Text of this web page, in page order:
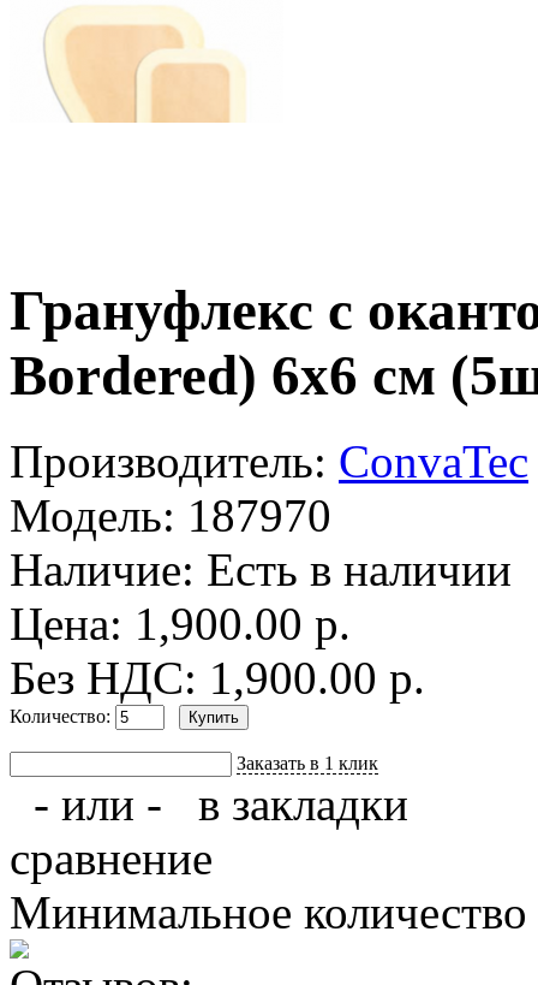
Грануфлекс с
Bordered) 6х6 см
Производитель: ConvaTec
Модель: 187970
Наличие: Есть в наличии
Цена: 1,900.00 р.
Без НДС: 1,900.00 р.
Количество:
Заказать в 1 клик
- или -
в закладки
сравнение
Минимальное количество